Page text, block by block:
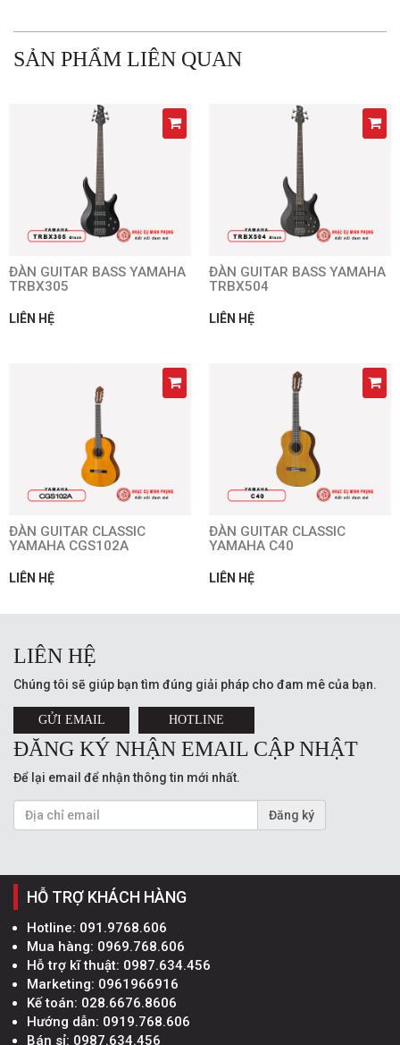
SẢN PHẨM LIÊN QUAN
ĐÀN GUITAR BASS YAMAHA
TRBX305
LIÊN HỆ
ĐÀN GUITAR BASS YAMAHA
TRBX504
LIÊN HỆ
ĐÀN GUITAR CLASSIC
YAMAHA CGS102A
LIÊN HỆ
ĐÀN GUITAR CLASSIC
YAMAHA C40
LIÊN HỆ
LIÊN HỆ
Chúng tôi sẽ giúp bạn tìm đúng giải pháp cho đam mê của bạn.
GỬI EMAIL HOTLINE
ĐĂNG KÝ NHẬN EMAIL CẬP NHẬT
Để lại email để nhận thông tin mới nhất.
Đăng ký
HỖ TRỢ KHÁCH HÀNG
Hotline: 091.9768.606
Mua hàng: 0969.768.606
Hỗ trợ kĩ thuật: 0987.634.456
Marketing: 0961966916
Kế toán: 028.6676.8606
Hướng dẫn: 0919.768.606
Bán sỉ: 0987.634.456